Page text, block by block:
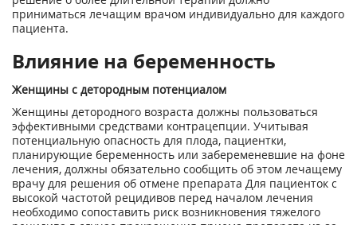
приниматься лечащим врачом индивидуально для каждого
пациента.
Влияние на беременность
Женщины с детородным потенциалом
Женщины детородного возраста должны пользоваться
эффективными средствами контрацепции. Учитывая
потенциальную опасность для плода, пациентки,
планирующие беременность или забеременевшие на фоне
лечения, должны обязательно сообщить об этом лечащему
врачу для решения об отмене препарата Для пациенток с
высокой частотой рецидивов перед началом лечения
необходимо сопоставить риск возникновения тяжелого